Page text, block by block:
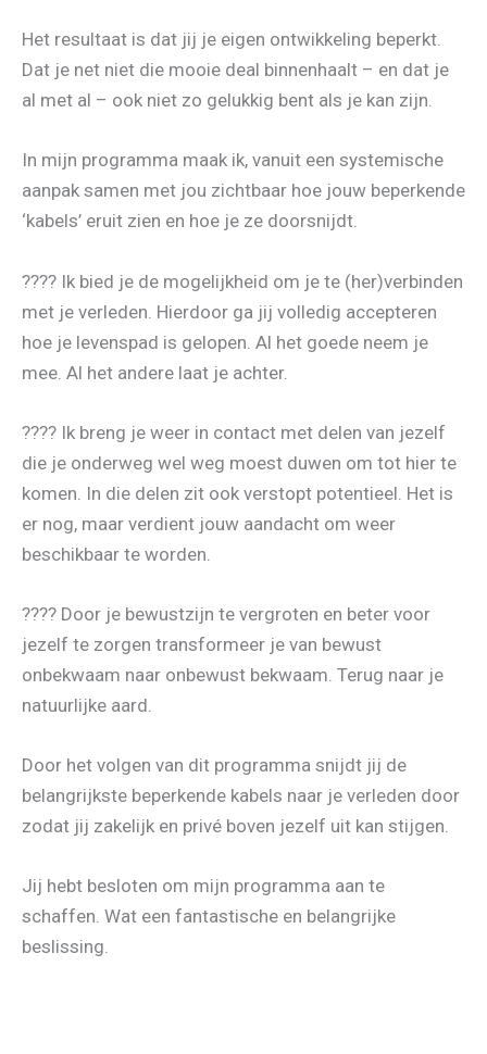
Het resultaat is dat jij je eigen ontwikkeling beperkt.
Dat je net niet die mooie deal binnenhaalt – en dat je
al met al – ook niet zo gelukkig bent als je kan zijn.
In mijn programma maak ik, vanuit een systemische
aanpak samen met jou zichtbaar hoe jouw beperkende
‘kabels’ eruit zien en hoe je ze doorsnijdt.
???? Ik bied je de mogelijkheid om je te (her)verbinden
met je verleden. Hierdoor ga jij volledig accepteren
hoe je levenspad is gelopen. Al het goede neem je
mee. Al het andere laat je achter.
???? Ik breng je weer in contact met delen van jezelf
die je onderweg wel weg moest duwen om tot hier te
komen. In die delen zit ook verstopt potentieel. Het is
er nog, maar verdient jouw aandacht om weer
beschikbaar te worden.
???? Door je bewustzijn te vergroten en beter voor
jezelf te zorgen transformeer je van bewust
onbekwaam naar onbewust bekwaam. Terug naar je
natuurlijke aard.
Door het volgen van dit programma snijdt jij de
belangrijkste beperkende kabels naar je verleden door
zodat jij zakelijk en privé boven jezelf uit kan stijgen.
Jij hebt besloten om mijn programma aan te
schaffen. Wat een fantastische en belangrijke
beslissing.